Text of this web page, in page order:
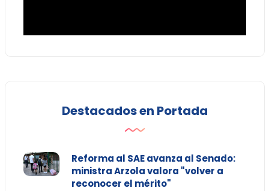
Destacados en Portada
Reforma al SAE avanza al Senado:
ministra Arzola valora "volver a
reconocer el mérito"